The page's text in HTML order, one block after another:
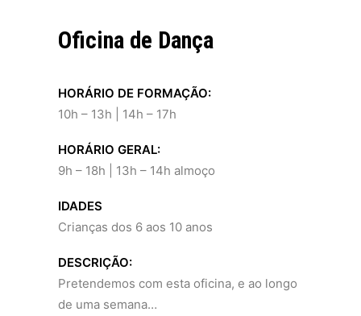
Oficina de Dança
HORÁRIO DE FORMAÇÃO:
10h – 13h | 14h – 17h
HORÁRIO GERAL:
9h – 18h | 13h – 14h almoço
IDADES
Crianças dos 6 aos 10 anos
DESCRIÇÃO:
Pretendemos com esta oficina, e ao longo
de uma semana…